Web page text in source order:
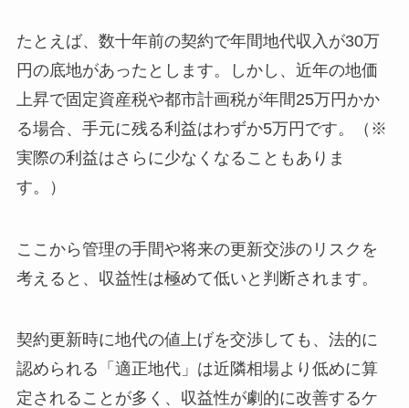
たとえば、数十年前の契約で年間地代収入が30万
円の底地があったとします。しかし、近年の地価
上昇で固定資産税や都市計画税が年間25万円かか
る場合、手元に残る利益はわずか5万円です。（※
実際の利益はさらに少なくなることもありま
す。）
ここから管理の手間や将来の更新交渉のリスクを
考えると、収益性は極めて低いと判断されます。
契約更新時に地代の値上げを交渉しても、法的に
認められる「適正地代」は近隣相場より低めに算
定されることが多く、収益性が劇的に改善するケ